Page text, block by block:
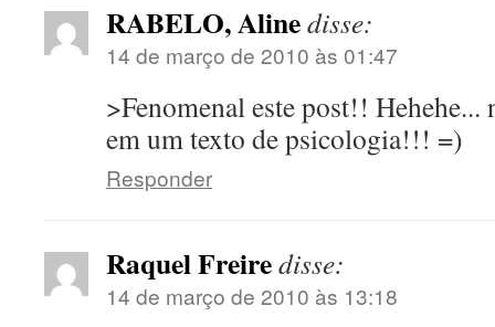
RABELO, Alinedisse:
14 de março de 2010 às 01:47
>Fenomenal este post!! Hehehe...
em um texto de psicologia!!! =)
Responder
Raquel Freiredisse:
14 de março de 2010 às 13:18